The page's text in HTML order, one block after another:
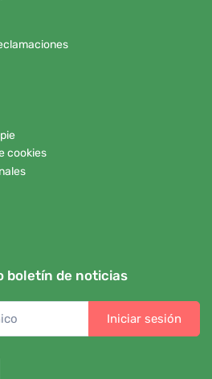
cookies
boletín de noticias
Iniciar sesión